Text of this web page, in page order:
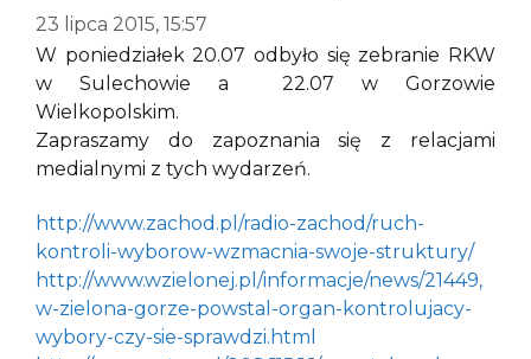
23 lipca 2015, 15:57
W poniedziałek 20.07 odbyło się zebranie RKW
w Sulechowie a 22.07 w Gorzowie
Wielkopolskim.
Zapraszamy do zapoznania się z relacjami
medialnymi z tych wydarzeń.
http://www.zachod.pl/radio-zachod/ruch-
kontroli-wyborow-wzmacnia-swoje-struktury/
http://www.wzielonej.pl/informacje/news/21449,
w-zielona-gorze-powstal-organ-kontrolujacy-
wybory-czy-sie-sprawdzi.html